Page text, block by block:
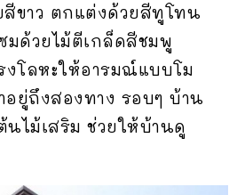
ขาว ตกแต่งด้วยสีทูโทน
ด้วยไม้ตีเกล็ดสีชมพู
งโลหะให้อารมณ์แบบโม
อยู่ถึงสองทาง รอบๆ บ้าน
ไม้เสริม ช่วยให้บ้านดู